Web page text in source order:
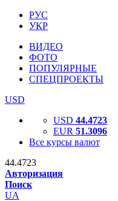
РУС
УКР
ВИДЕО
ФОТО
ПОПУЛЯРНЫЕ
СПЕЦПРОЕКТЫ
USD
USD 44.4723
EUR 51.3096
Все курсы валют
44.4723
Авторизация
Поиск
UA